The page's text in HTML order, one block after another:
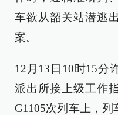
车欲从韶关站潜逃
案。
12月13日10时15分
派出所接上级工作
G1105次列车上，